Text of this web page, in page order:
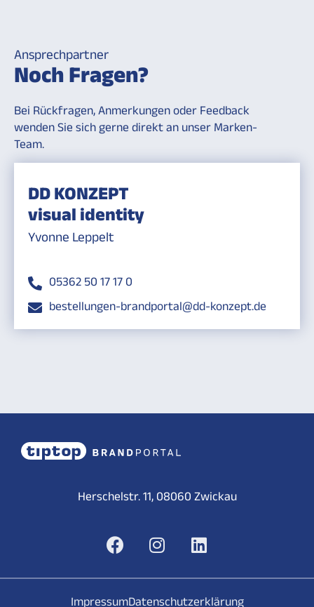
Ansprechpartner
Noch Fragen?
Bei Rückfragen, Anmerkungen oder Feedback
wenden Sie sich gerne direkt an unser Marken-
Team.
DD KONZEPT
visual identity
Yvonne Leppelt
05362 50 17 17 0
bestellungen-brandportal@dd-konzept.de
Herschelstr. 11, 08060 Zwickau
ImpressumDatenschutzerklärung